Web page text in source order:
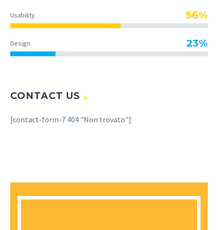
Usability 56%
Design 23%
CONTACT US
[contact-form-7 404 "Non trovato"]